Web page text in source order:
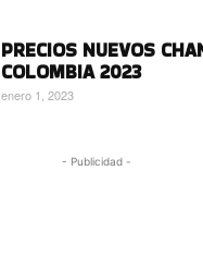
PRECIOS NUEVOS
COLOMBIA 2023
enero 1, 2023
- Publicidad -